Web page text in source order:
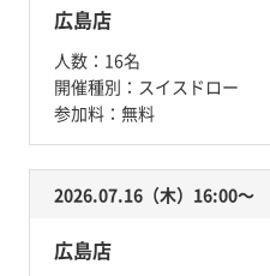
広島店
人数： 16名
開催種別： スイスドロー
参加料： 無料
2026.07.16（木）16:00〜
広島店